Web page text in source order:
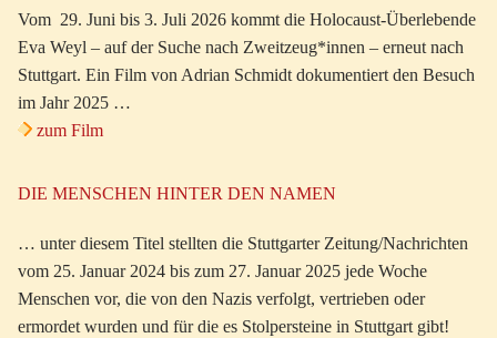
Vom 29. Juni bis 3. Juli 2026 kommt die Holocaust-Überlebende
Eva Weyl – auf der Suche nach Zweitzeug*innen – erneut nach
Stuttgart. Ein Film von Adrian Schmidt dokumentiert den Besuch
im Jahr 2025 …
zum Film
DIE MENSCHEN HINTER DEN NAMEN
… unter diesem Titel stellten die Stuttgarter Zeitung/Nachrichten
vom 25. Januar 2024 bis zum 27. Januar 2025 jede Woche
Menschen vor, die von den Nazis verfolgt, vertrieben oder
ermordet wurden und für die es Stolpersteine in Stuttgart gibt!